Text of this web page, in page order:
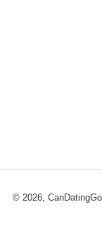
© 2026, CanDatingGo